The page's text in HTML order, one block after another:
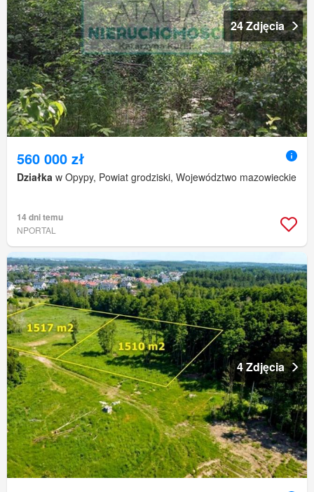
24 Zdjęcia
560 000 zł
Działka w Opypy, Powiat grodziski, Województwo mazowieckie
14 dni temu
NPORTAL
4 Zdjęcia